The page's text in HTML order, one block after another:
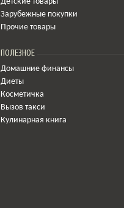
Зарубежные покупки
Прочие товары
ПОЛЕЗНОЕ
Домашние финансы
Диеты
Косметичка
Вызов такси
Кулинарная книга